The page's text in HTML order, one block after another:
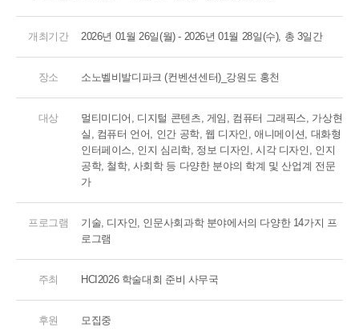
개최기간 2026년 01월 26일(월) - 2026년 01월 28일(수), 총 3일간
장소 소노벨비발디파크 (컨벤션센터)_강원도 홍천
대상
멀티미디어, 디지털 콘텐츠, 게임, 컴퓨터 그래픽스, 가상현
실, 컴퓨터 언어, 인간 공학, 웹 디자인, 애니메이션, 대화형
인터페이스, 인지 심리학, 정보 디자인, 시각 디자인, 인지
공학, 철학, 사회학 등 다양한 분야의 학계 및 산업계 전문
가
프로그램
기술, 디자인, 인문사회과학 분야에서의 다양한 14가지 프
로그램
주최 HCI2026 학술대회 준비 사무국
후원 모집중